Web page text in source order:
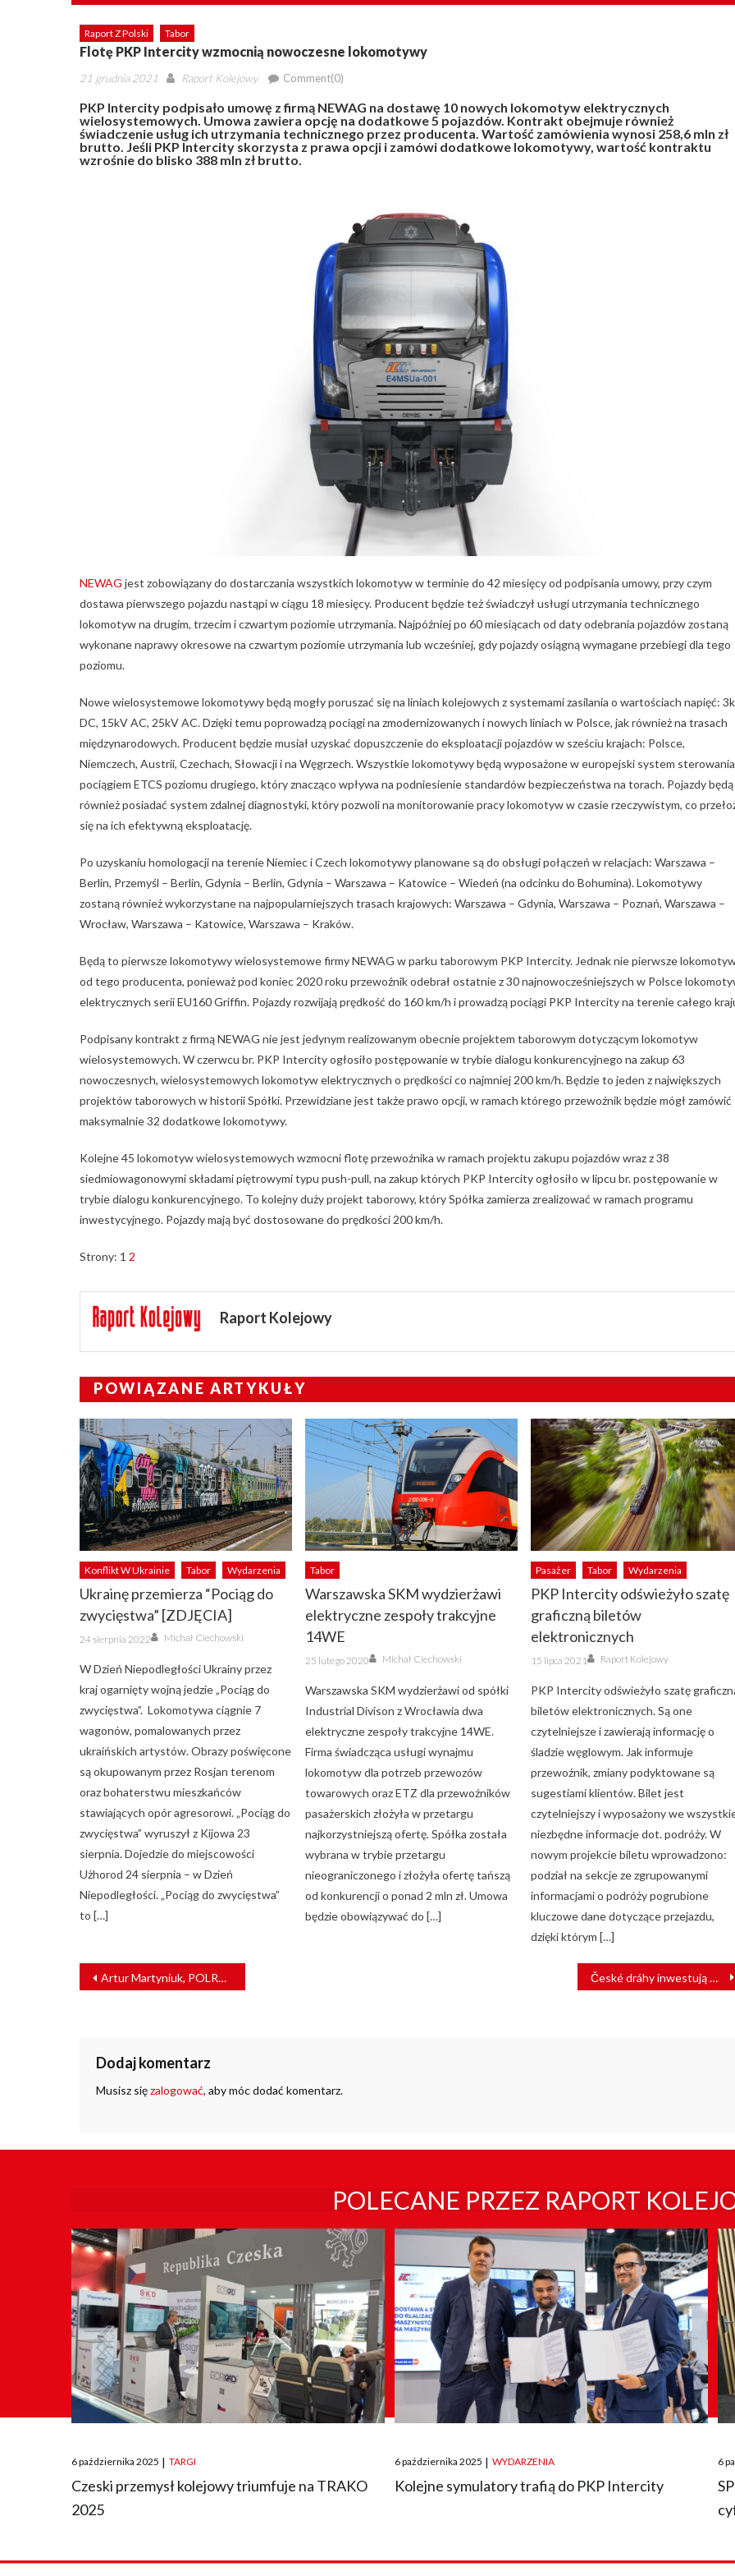
Raport Z Polski Tabor
Flotę PKP Intercity wzmocnią nowoczesne lokomotywy
Posted
21 grudnia 2021 Author
Raport Kolejowy Comment(0)
PKP Intercity podpisało umowę z firmą NEWAG na dostawę 10 nowych lokomotyw elektrycznych
wielosystemowych. Umowa zawiera opcję na dodatkowe 5 pojazdów. Kontrakt obejmuje również
świadczenie usług ich utrzymania technicznego przez producenta. Wartość zamówienia wynosi 258,6 mln zł
brutto. Jeśli PKP Intercity skorzysta z prawa opcji i zamówi dodatkowe lokomotywy, wartość kontraktu
wzrośnie do blisko 388 mln zł brutto.
NEWAG jest zobowiązany do dostarczania wszystkich lokomotyw w terminie do 42 miesięcy od podpisania umowy, przy czym
dostawa pierwszego pojazdu nastąpi w ciągu 18 miesięcy. Producent będzie też świadczył usługi utrzymania technicznego
lokomotyw na drugim, trzecim i czwartym poziomie utrzymania. Najpóźniej po 60 miesiącach od daty odebrania pojazdów zostaną
wykonane naprawy okresowe na czwartym poziomie utrzymania lub wcześniej, gdy pojazdy osiągną wymagane przebiegi dla tego
poziomu.
Nowe wielosystemowe lokomotywy będą mogły poruszać się na liniach kolejowych z systemami zasilania o wartościach napięć:
DC, 15kV AC, 25kV AC. Dzięki temu poprowadzą pociągi na zmodernizowanych i nowych liniach w Polsce, jak również na trasach
międzynarodowych. Producent będzie musiał uzyskać dopuszczenie do eksploatacji pojazdów w sześciu krajach: Polsce,
Niemczech, Austrii, Czechach, Słowacji i na Węgrzech. Wszystkie lokomotywy będą wyposażone w europejski system sterowania
pociągiem ETCS poziomu drugiego, który znacząco wpływa na podniesienie standardów bezpieczeństwa na torach. Pojazdy będą
również posiadać system zdalnej diagnostyki, który pozwoli na monitorowanie pracy lokomotyw w czasie rzeczywistym, co
się na ich efektywną eksploatację.
Po uzyskaniu homologacji na terenie Niemiec i Czech lokomotywy planowane są do obsługi połączeń w relacjach: Warszawa –
Berlin, Przemyśl – Berlin, Gdynia – Berlin, Gdynia – Warszawa – Katowice – Wiedeń (na odcinku do Bohumina). Lokomotywy
zostaną również wykorzystane na najpopularniejszych trasach krajowych: Warszawa – Gdynia, Warszawa – Poznań, Warszawa –
Wrocław, Warszawa – Katowice, Warszawa – Kraków.
Będą to pierwsze lokomotywy wielosystemowe firmy NEWAG w parku taborowym PKP Intercity. Jednak nie pierwsze
od tego producenta, ponieważ pod koniec 2020 roku przewoźnik odebrał ostatnie z 30 najnowocześniejszych w Polsce
elektrycznych serii EU160 Griffin. Pojazdy rozwijają prędkość do 160 km/h i prowadzą pociągi PKP Intercity na terenie całego
Podpisany kontrakt z firmą NEWAG nie jest jedynym realizowanym obecnie projektem taborowym dotyczącym lokomotyw
wielosystemowych. W czerwcu br. PKP Intercity ogłosiło postępowanie w trybie dialogu konkurencyjnego na zakup 63
nowoczesnych, wielosystemowych lokomotyw elektrycznych o prędkości co najmniej 200 km/h. Będzie to jeden z największych
projektów taborowych w historii Spółki. Przewidziane jest także prawo opcji, w ramach którego przewoźnik będzie mógł zamówić
maksymalnie 32 dodatkowe lokomotywy.
Kolejne 45 lokomotyw wielosystemowych wzmocni flotę przewoźnika w ramach projektu zakupu pojazdów wraz z 38
siedmiowagonowymi składami piętrowymi typu push-pull, na zakup których PKP Intercity ogłosiło w lipcu br. postępowanie w
trybie dialogu konkurencyjnego. To kolejny duży projekt taborowy, który Spółka zamierza zrealizować w ramach programu
inwestycyjnego. Pojazdy mają być dostosowane do prędkości 200 km/h.
Strony: 1 2
Raport Kolejowy
POWIĄZANE ARTYKUŁY
Konflikt W Ukrainie Tabor Wydarzenia
Ukrainę przemierza “Pociąg do
zwycięstwa” [ZDJĘCIA]
Posted
on
24 sierpnia 2022 Author
Michał Ciechowski
W Dzień Niepodległości Ukrainy przez
kraj ogarnięty wojną jedzie „Pociąg do
zwycięstwa”. Lokomotywa ciągnie 7
wagonów, pomalowanych przez
ukraińskich artystów. Obrazy poświęcone
są okupowanym przez Rosjan terenom
oraz bohaterstwu mieszkańców
stawiających opór agresorowi. „Pociąg do
zwycięstwa” wyruszył z Kijowa 23
sierpnia. Dojedzie do miejscowości
Użhorod 24 sierpnia – w Dzień
Niepodległości. „Pociąg do zwycięstwa”
to […]
Tabor
Warszawska SKM wydzierżawi
elektryczne zespoły trakcyjne
14WE
Posted
on
25 lutego 2020 Author
Michał Ciechowski
Warszawska SKM wydzierżawi od spółki
Industrial Divison z Wrocławia dwa
elektryczne zespoły trakcyjne 14WE.
Firma świadcząca usługi wynajmu
lokomotyw dla potrzeb przewozów
towarowych oraz ETZ dla przewoźników
pasażerskich złożyła w przetargu
najkorzystniejszą ofertę. Spółka została
wybrana w trybie przetargu
nieograniczonego i złożyła ofertę tańszą
od konkurencji o ponad 2 mln zł. Umowa
będzie obowiązywać do […]
Pasażer Tabor Wydarzenia
PKP Intercity odświeżyło szatę
graficzną biletów
elektronicznych
Posted
on
15 lipca 2021 Author
Raport Kolejowy
PKP Intercity odświeżyło szatę
biletów elektronicznych. Są one
czytelniejsze i zawierają informację o
śladzie węglowym. Jak informuje
przewoźnik, zmiany podyktowane są
sugestiami klientów. Bilet jest
czytelniejszy i wyposażony we
niezbędne informacje dot. podróży. W
nowym projekcie biletu wprowadzono:
podział na sekcje ze zgrupowanymi
informacjami o podróży pogrubione
kluczowe dane dotyczące przejazdu,
dzięki którym […]
NAWIGACJA
WPISU
Artur Martyniuk, POLREGIO: Kontynuujemy kompleksową restrukturyzację [WYWIAD] České dráhy inwestują w transport szynowy
Dodaj komentarz
Musisz sięzalogować, aby móc dodać komentarz.
POLECANE PRZEZ RAPORT
Posted
on
6 października 2025 | TARGI
Czeski przemysł kolejowy triumfuje na TRAKO
2025
Posted
on
6 października 2025 | WYDARZENIA
Kolejne symulatory trafią do PKP Intercity
on
6